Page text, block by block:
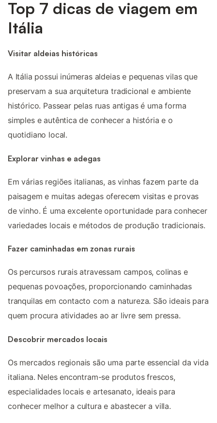
Top 7 dicas de viagem em
Itália
Visitar aldeias históricas
A Itália possui inúmeras aldeias e pequenas vilas que
preservam a sua arquitetura tradicional e ambiente
histórico. Passear pelas ruas antigas é uma forma
simples e autêntica de conhecer a história e o
quotidiano local.
Explorar vinhas e adegas
Em várias regiões italianas, as vinhas fazem parte da
paisagem e muitas adegas oferecem visitas e provas
de vinho. É uma excelente oportunidade para conhecer
variedades locais e métodos de produção tradicionais.
Fazer caminhadas em zonas rurais
Os percursos rurais atravessam campos, colinas e
pequenas povoações, proporcionando caminhadas
tranquilas em contacto com a natureza. São ideais para
quem procura atividades ao ar livre sem pressa.
Descobrir mercados locais
Os mercados regionais são uma parte essencial da vida
italiana. Neles encontram-se produtos frescos,
especialidades locais e artesanato, ideais para
conhecer melhor a cultura e abastecer a villa.